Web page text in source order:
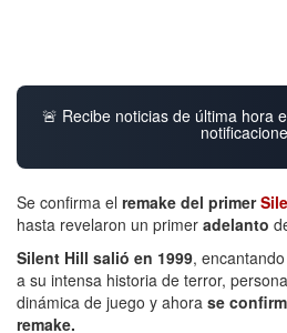
🚨 Recibe noticias de última hora
Se confirma el remake del primer
hasta revelaron un primer adelanto
Silent Hill salió en 1999,
a su intensa historia de terror,
dinámica de juego y ahora se
remake.